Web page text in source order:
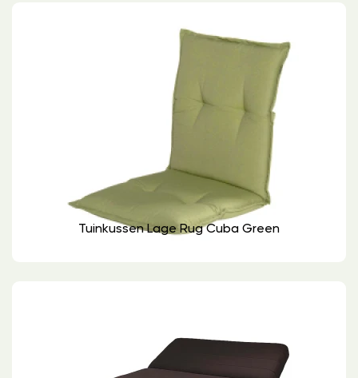
Tuinkussen Lage Rug Cuba Green